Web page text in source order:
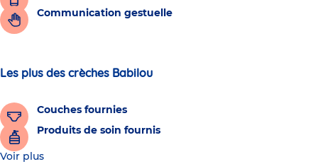
Communication gestuelle
Les plus des crèches Babilou
Couches fournies
Produits de soin fournis
Voir plus